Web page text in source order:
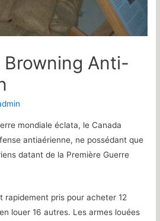
Browning Anti-
mondiale éclata, le Canada
antiaérienne, ne possédant que
datant de la Première Guerre
rapidement pris pour acheter 12
louer 16 autres. Les armes louées